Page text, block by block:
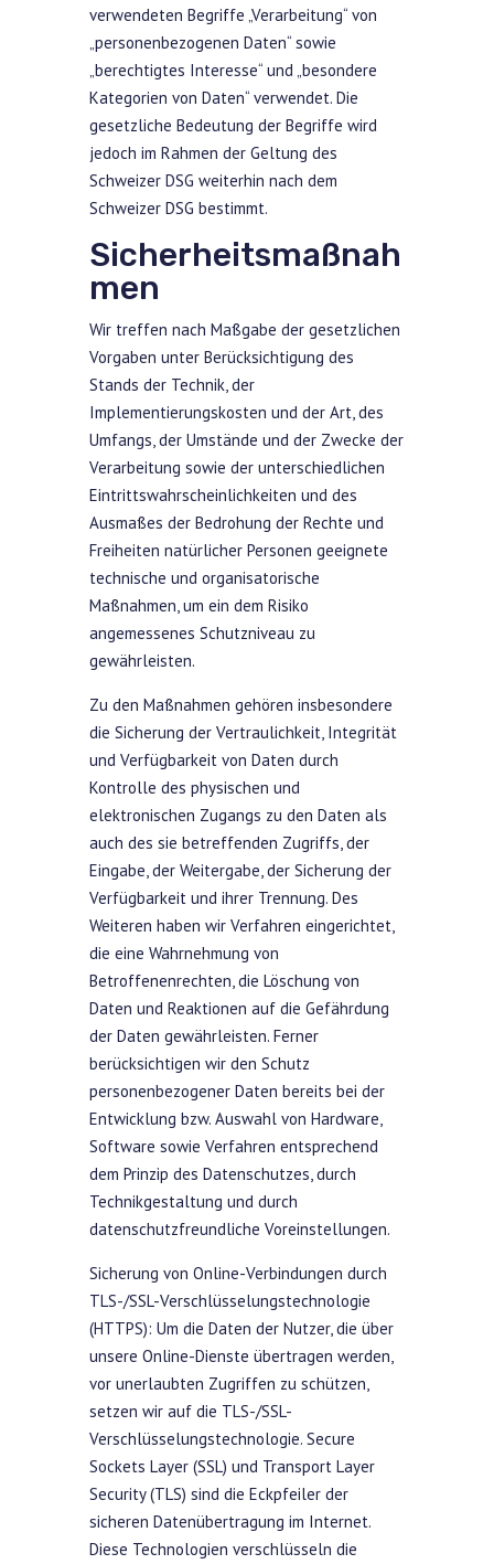
verwendeten Begriffe „Verarbeitung“ von
„personenbezogenen Daten“ sowie
„berechtigtes Interesse“ und „besondere
Kategorien von Daten“ verwendet. Die
gesetzliche Bedeutung der Begriffe wird
jedoch im Rahmen der Geltung des
Schweizer DSG weiterhin nach dem
Schweizer DSG bestimmt.
Sicherheitsmaßnah
men
Wir treffen nach Maßgabe der gesetzlichen
Vorgaben unter Berücksichtigung des
Stands der Technik, der
Implementierungskosten und der Art, des
Umfangs, der Umstände und der Zwecke der
Verarbeitung sowie der unterschiedlichen
Eintrittswahrscheinlichkeiten und des
Ausmaßes der Bedrohung der Rechte und
Freiheiten natürlicher Personen geeignete
technische und organisatorische
Maßnahmen, um ein dem Risiko
angemessenes Schutzniveau zu
gewährleisten.
Zu den Maßnahmen gehören insbesondere
die Sicherung der Vertraulichkeit, Integrität
und Verfügbarkeit von Daten durch
Kontrolle des physischen und
elektronischen Zugangs zu den Daten als
auch des sie betreffenden Zugriffs, der
Eingabe, der Weitergabe, der Sicherung der
Verfügbarkeit und ihrer Trennung. Des
Weiteren haben wir Verfahren eingerichtet,
die eine Wahrnehmung von
Betroffenenrechten, die Löschung von
Daten und Reaktionen auf die Gefährdung
der Daten gewährleisten. Ferner
berücksichtigen wir den Schutz
personenbezogener Daten bereits bei der
Entwicklung bzw. Auswahl von Hardware,
Software sowie Verfahren entsprechend
dem Prinzip des Datenschutzes, durch
Technikgestaltung und durch
datenschutzfreundliche Voreinstellungen.
Sicherung von Online-Verbindungen durch
TLS-/SSL-Verschlüsselungstechnologie
(HTTPS): Um die Daten der Nutzer, die über
unsere Online-Dienste übertragen werden,
vor unerlaubten Zugriffen zu schützen,
setzen wir auf die TLS-/SSL-
Verschlüsselungstechnologie. Secure
Sockets Layer (SSL) und Transport Layer
Security (TLS) sind die Eckpfeiler der
sicheren Datenübertragung im Internet.
Diese Technologien verschlüsseln die